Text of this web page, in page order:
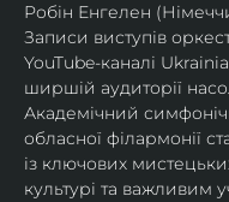
Робін Енгелен
Записи виступів
YouTube-каналі
ширшій аудиторії
Академічний
обласної філармонії
із ключових
культурі та важливим